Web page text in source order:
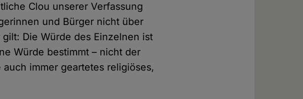
Clou unserer Verfassung
und Bürger nicht über
Die Würde des Einzelnen ist
Würde bestimmt – nicht der
immer geartetes religiöses,